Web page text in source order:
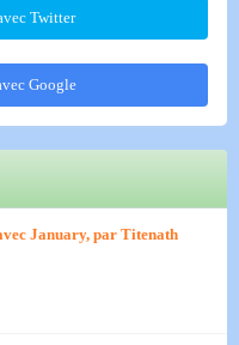
Twitter
Google
January, par Titenath